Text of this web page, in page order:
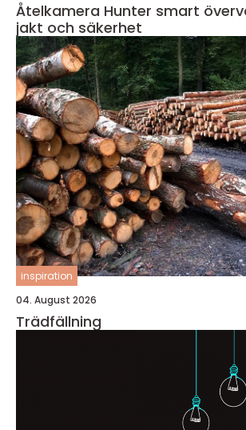
Åtelkamera Hunter smart övervakning för
jakt och säkerhet
inspiration
04. August 2026
Trädfällning